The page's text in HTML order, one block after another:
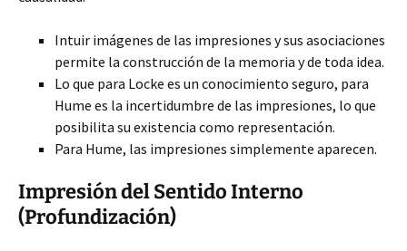
Intuir imágenes de las impresiones y sus asociaciones
permite la construcción de la memoria y de toda idea.
Lo que para Locke es un conocimiento seguro, para
Hume es la incertidumbre de las impresiones, lo que
posibilita su existencia como representación.
Para Hume, las impresiones simplemente aparecen.
Impresión del Sentido Interno
(Profundización)